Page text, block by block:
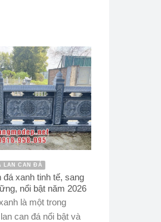
LAN CAN ĐÁ
đá xanh tinh tế, sang
nổi bật năm 2026
là một trong
can đá nổi bật và